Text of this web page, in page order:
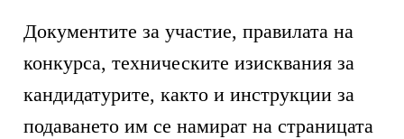
Документите за участие, правилата на
конкурса, техническите изисквания за
кандидатурите, както и инструкции за
подаването им се намират на страницата